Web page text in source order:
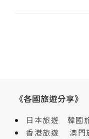
《各國旅遊分享》
日本旅遊
韓國
香港旅遊
澳門